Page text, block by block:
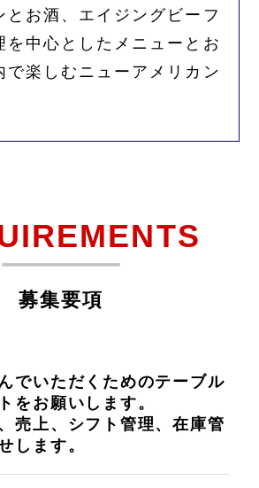
とお酒、エイジングビーフ
を中心としたメニューとお
で楽しむニューアメリカン
募集要項
でいただくためのテーブル
をお願いします。
売上、シフト管理、在庫管
します。